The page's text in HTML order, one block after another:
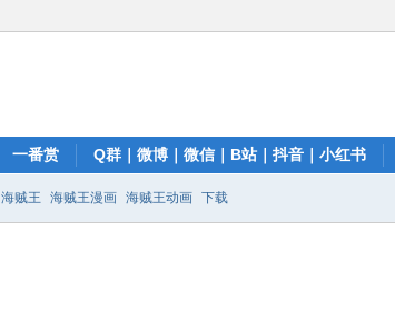
一番赏 Q群｜微博｜微信｜B站｜抖音｜小红书
海贼王 海贼王漫画 海贼王动画 下载